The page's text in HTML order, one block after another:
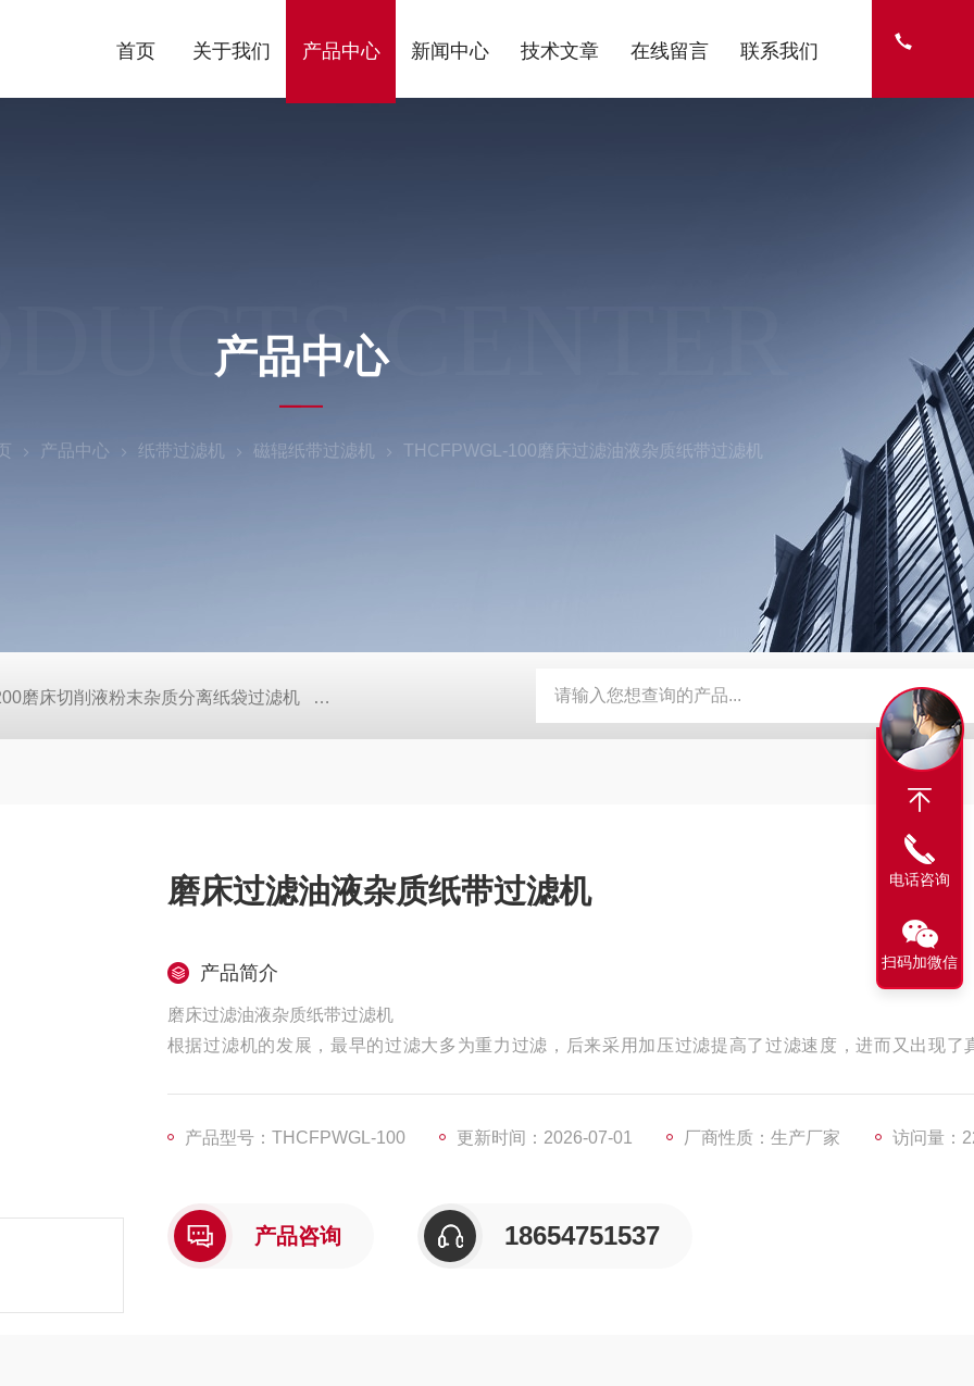
首页 关于我们 产品中心 新闻中心 技术文章 在线留言 联系我们
CENTER
产品中心
产品中心 纸带过滤机 磁辊纸带过滤机 THCFPWGL-100磨床过滤油液杂质纸带过滤机
磨床切削液粉末杂质分离纸袋过滤机 定做机床链板式排屑器 定制磨床纸带过滤机 TH磨床切削液铁屑分离磁性分离器
磨床过滤油液杂质纸带过滤机
产品简介
磨床过滤油液杂质纸带过滤机
根据过滤机的发展，最早的过滤大多为重力过滤，后来采用加压过滤提高了过滤速度，进而又出现了
滤渣，机械压榨的过滤机得到了发展。
产品型号：THCFPWGL-100 更新时间：2026-07-01 厂商性质：生产厂家 访问量：
产品咨询 18654751537
电话咨询
扫码加微信